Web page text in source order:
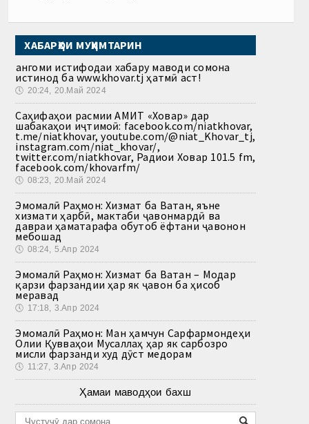
ХАБАРҲОИ МУҲИМТАРИН
Ҳангоми истифодаи хабару маводи сомона
истинод ба www.khovar.tj ҳатмӣ аст!
🕔 20:24, 20.Май 2024
Саҳифаҳои расмии АМИТ «Ховар» дар
шабакаҳои иҷтимоӣ: facebook.com/niatkhovar,
t.me/niatkhovar, youtube.com/@niat_Khovar_tj,
instagram.com/niat_khovar/,
twitter.com/niatkhovar, Радиои Ховар 101.5 fm,
facebook.com/khovarfm/
🕔 08:23, 20.Май 2024
Эмомалӣ Раҳмон: Хизмат ба Ватан, яъне
хизмати ҳарбӣ, мактаби ҷавонмардӣ ва
давраи ҳаматарафа обутоб ёфтани ҷавонон
мебошад
🕔 08:24, 5.Апр 2024
Эмомалӣ Раҳмон: Хизмат ба Ватан – Модар
қарзи фарзандии ҳар як ҷавон ба ҳисоб
меравад
🕔 17:18, 3.Апр 2024
Эмомалӣ Раҳмон: Ман ҳамчун Сарфармондеҳи
Олии Қувваҳои Мусаллаҳ ҳар як сарбозро
мисли фарзанди худ дӯст медорам
🕔 11:27, 3.Апр 2024
Ҳамаи маводҳои бахш